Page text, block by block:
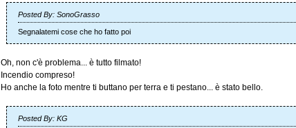
Posted By: SonoGrasso
Segnalatemi cose che ho fatto poi
Oh, non c'è problema... è tutto filmato!
Incendio compreso!
Ho anche la foto mentre ti buttano per terra e ti pestano... è stato bello.
Posted By: KG